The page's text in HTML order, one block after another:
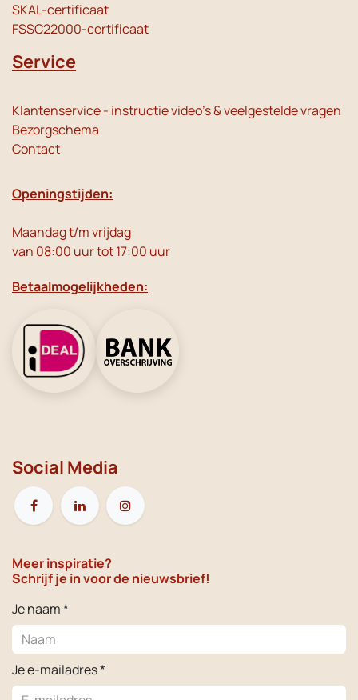
SKAL-certificaat
FSSC22000-certificaat
Service
Klantenservice - instructie video's & veelgestelde vragen
Bezorgschema
Contact
Openingstijden:
Maandag t/m vrijdag
van 08:00 uur tot 17:00 uur
Betaalmogelijkheden:
Social Media
Meer inspiratie?
Schrijf je in voor de nieuwsbrief!
Je naam *
Je e-mailadres *